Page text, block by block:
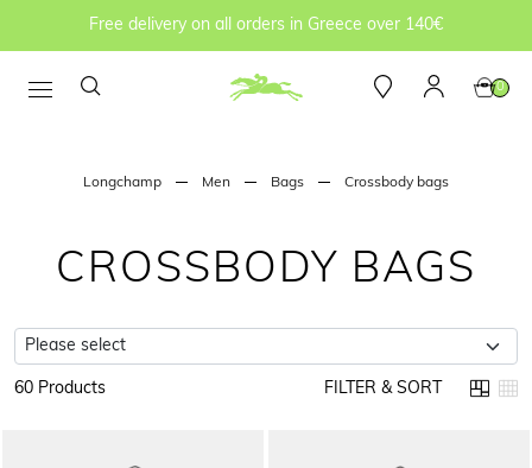
Free delivery on all orders in Greece over 140€
0
Longchamp Men Bags Crossbody bags
CROSSBODY BAGS
60 Products FILTER & SORT